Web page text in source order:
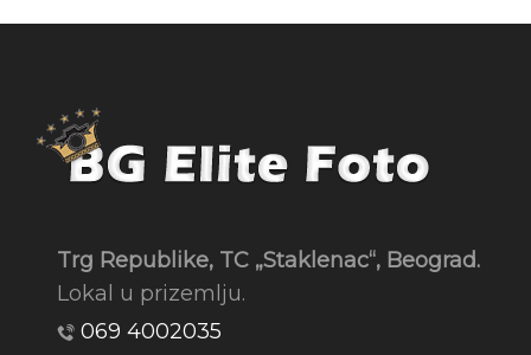
Trg Republike, TC „Staklenac“, Beograd.
Lokal u prizemlju.
069 4002035